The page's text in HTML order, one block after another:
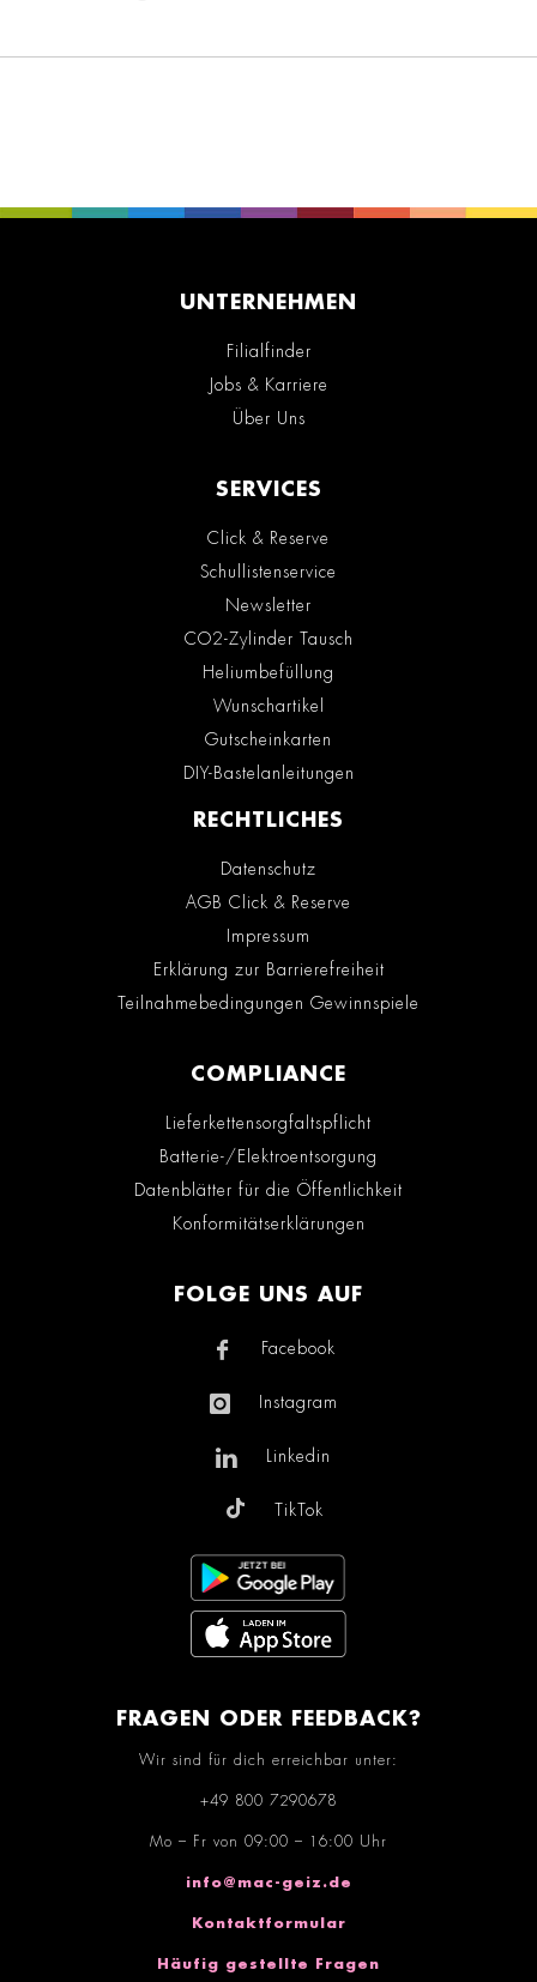
UNTERNEHMEN
Filialfinder
Jobs & Karriere
Über Uns
SERVICES
Click & Reserve
Schullistenservice
Newsletter
CO2-Zylinder Tausch
Heliumbefüllung
Wunschartikel
Gutscheinkarten
DIY-Bastelanleitungen
RECHTLICHES
Datenschutz
AGB Click & Reserve
Impressum
Erklärung zur Barrierefreiheit
Teilnahmebedingungen Gewinnspiele
COMPLIANCE
Lieferkettensorgfaltspflicht
Batterie-/Elektroentsorgung
Datenblätter für die Öffentlichkeit
Konformitätserklärungen
FOLGE UNS AUF
Facebook
Instagram
Linkedin
TikTok
FRAGEN ODER FEEDBACK?
Wir sind für dich erreichbar unter:
+49 800 7290678
Mo – Fr von 09:00 – 16:00 Uhr
info@mac-geiz.de
Kontaktformular
Häufig gestellte Fragen